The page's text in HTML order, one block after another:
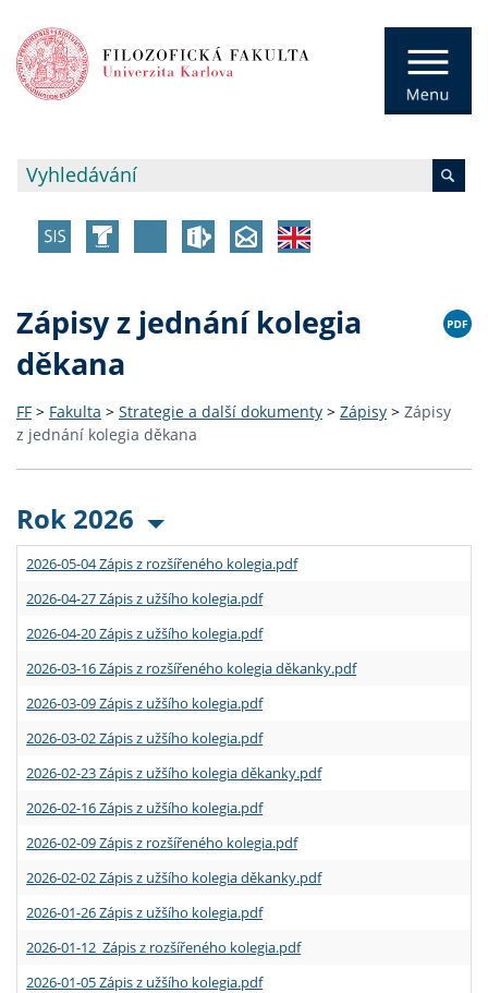
Zápisy z jednání kolegia
děkana
FF > Fakulta > Strategie a další dokumenty > Zápisy > Zápisy
z jednání kolegia děkana
Rok 2026
2026-05-04 Zápis z rozšířeného kolegia.pdf
2026-04-27 Zápis z užšího kolegia.pdf
2026-04-20 Zápis z užšího kolegia.pdf
2026-03-16 Zápis z rozšířeného kolegia děkanky.pdf
2026-03-09 Zápis z užšího kolegia.pdf
2026-03-02 Zápis z užšího kolegia.pdf
2026-02-23 Zápis z užšího kolegia děkanky.pdf
2026-02-16 Zápis z užšího kolegia.pdf
2026-02-09 Zápis z rozšířeného kolegia.pdf
2026-02-02 Zápis z užšího kolegia děkanky.pdf
2026-01-26 Zápis z užšího kolegia.pdf
2026-01-12 Zápis z rozšířeného kolegia.pdf
2026-01-05 Zápis z užšího kolegia.pdf